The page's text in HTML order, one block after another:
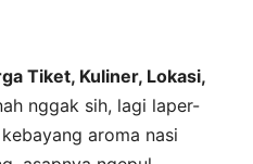
Tiket, Kuliner, Lokasi,
nggak sih, lagi laper-
aroma nasi